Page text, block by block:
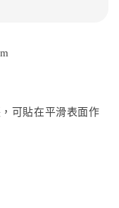
可貼在平滑表面作